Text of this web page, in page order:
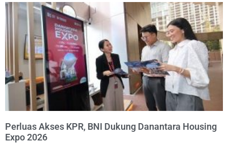
Perluas Akses KPR, BNI Dukung Danantara Housing
Expo 2026